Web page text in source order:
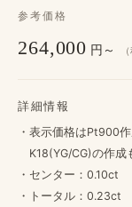
参考価格
264,000 円～
詳細情報
・​表示価格は​Pt900
K18(YG/CG)の​作成
・センター：0.10ct
・トータル：0.23ct